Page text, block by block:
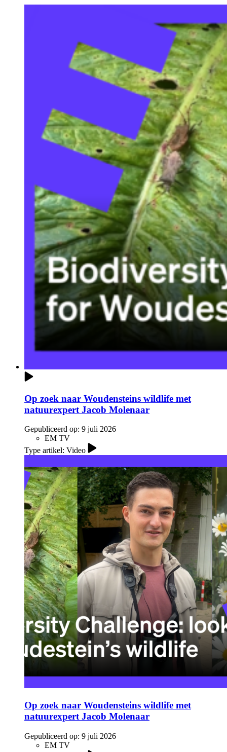
Op zoek naar Woudensteins wildlife met
natuurexpert Jacob Molenaar
Gepubliceerd op: 9 juli 2026
EM TV
Type artikel: Video
Op zoek naar Woudensteins wildlife met
natuurexpert Jacob Molenaar
Gepubliceerd op: 9 juli 2026
EM TV